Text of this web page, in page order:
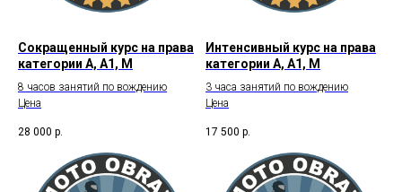
Сокращенный курс на права
категории А, А1, М
8 часов занятий по вождению
Цена
28 000 р.
Интенсивный курс на права
категории А, А1, М
3 часа занятий по вождению
Цена
17 500 р.